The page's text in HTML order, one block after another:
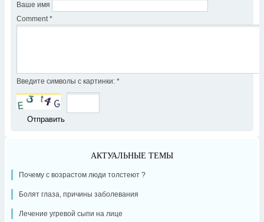
Ваше имя
Comment *
Введите символы с картинки: *
АКТУАЛЬНЫЕ ТЕМЫ
Почему с возрастом люди толстеют ?
Болят глаза, причины заболевания
Лечение угревой сыпи на лице